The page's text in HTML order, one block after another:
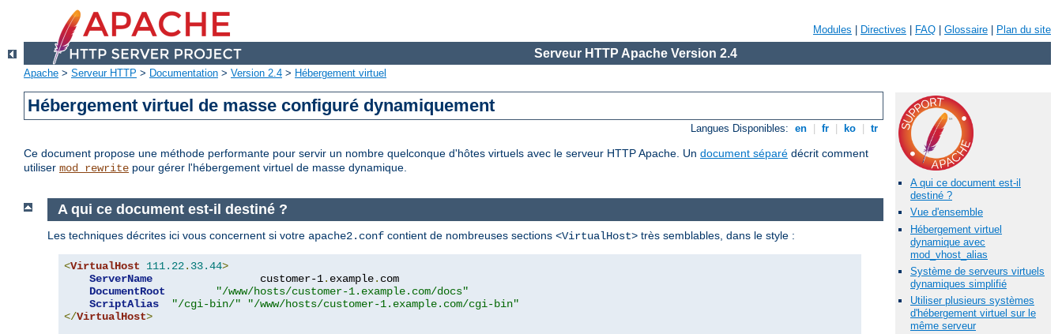
Modules Directives FAQ Glossaire Plan du site
Serveur HTTP Apache Version 2.4
Apache > Serveur HTTP > Documentation > Version 2.4 > Hébergement virtuel
Hébergement virtuel de masse configuré dynamiquement
Langues Disponibles: en fr ko tr
Ce document propose une méthode performante pour servir un nombre quelconque d'hôtes virtuels avec le serveur HTTP Apache. Un document séparé décrit comment
utiliser mod_rewrite pour gérer l'hébergement virtuel de masse dynamique.
A qui ce document est-il
destiné ?
Vue d'ensemble
Hébergement virtuel
dynamique avec
mod_vhost_alias
Système de serveurs virtuels
dynamiques simplifié
Utiliser plusieurs systèmes
d'hébergement virtuel sur le
même serveur
A qui ce document est-il destiné ?
Les techniques décrites ici vous concernent si votre apache2.conf contient de nombreuses sections <VirtualHost> très semblables, dans le style :
<VirtualHost 111.22. 33.44>
ServerName
                 customer-1
. example. com
DocumentRoot
"/www/hosts/customer-1.example.com/docs"
ScriptAlias
"/cgi-bin/"
"/www/hosts/customer-1.example.com/cgi-bin"
</VirtualHost>